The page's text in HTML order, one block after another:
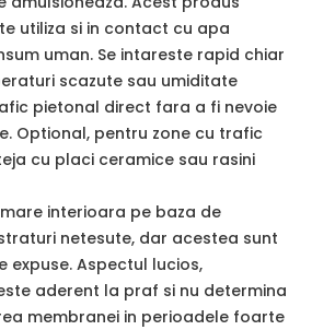
utiliza si in contact cu apa
uman. Se intareste rapid chiar
scazute sau umiditate
pietonal direct fara a fi nevoie
Optional, pentru zone cu trafic
cu placi ceramice sau rasini
interioara pe baza de
netesute, dar acestea sunt
expuse. Aspectul lucios,
aderent la praf si nu determina
membranei in perioadele foarte